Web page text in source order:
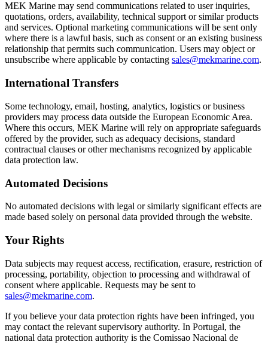
MEK Marine may send communications related to user inquiries,
quotations, orders, availability, technical support or similar products
and services. Optional marketing communications will be sent only
where there is a lawful basis, such as consent or an existing business
relationship that permits such communication. Users may object or
unsubscribe where applicable by contacting sales@mekmarine.com.
International Transfers
Some technology, email, hosting, analytics, logistics or business
providers may process data outside the European Economic Area.
Where this occurs, MEK Marine will rely on appropriate safeguards
offered by the provider, such as adequacy decisions, standard
contractual clauses or other mechanisms recognized by applicable
data protection law.
Automated Decisions
No automated decisions with legal or similarly significant effects are
made based solely on personal data provided through the website.
Your Rights
Data subjects may request access, rectification, erasure, restriction of
processing, portability, objection to processing and withdrawal of
consent where applicable. Requests may be sent to
sales@mekmarine.com.
If you believe your data protection rights have been infringed, you
may contact the relevant supervisory authority. In Portugal, the
national data protection authority is the Comissao Nacional de